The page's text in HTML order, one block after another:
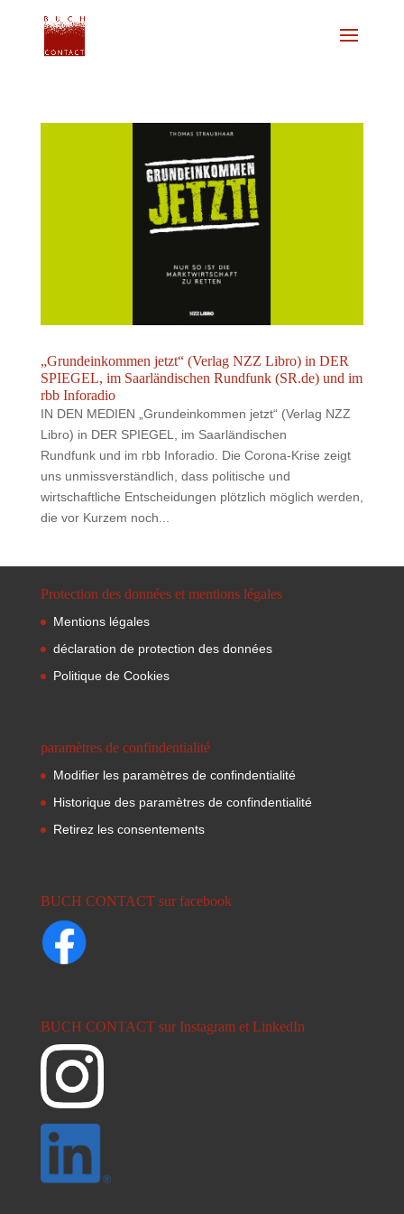
„Grundeinkommen jetzt“ (Verlag NZZ Libro) in DER
SPIEGEL, im Saarländischen Rundfunk (SR.de) und im
rbb Inforadio
IN DEN MEDIEN „Grundeinkommen jetzt“ (Verlag NZZ
Libro) in DER SPIEGEL, im Saarländischen
Rundfunk und im rbb Inforadio. Die Corona-Krise zeigt
uns unmissverständlich, dass politische und
wirtschaftliche Entscheidungen plötzlich möglich werden,
die vor Kurzem noch...
Protection des données et mentions légales
Mentions légales
déclaration de protection des données
Politique de Cookies
paramètres de confindentialité
Modifier les paramètres de confindentialité
Historique des paramètres de confindentialité
Retirez les consentements
BUCH CONTACT sur facebook
BUCH CONTACT sur Instagram et LinkedIn